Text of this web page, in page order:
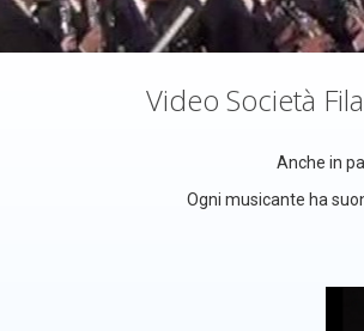
Video Società
Anche in
Ogni musicante ha